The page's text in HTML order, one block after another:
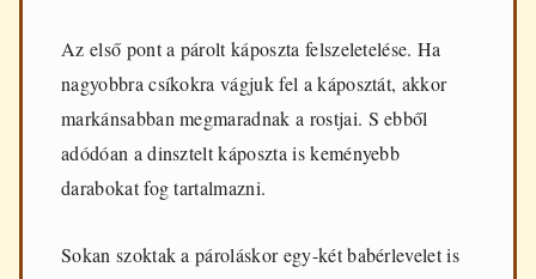
Az első pont a párolt káposzta felszeletelése. Ha
nagyobbra csíkokra vágjuk fel a káposztát, akkor
markánsabban megmaradnak a rostjai. S ebből
adódóan a dinsztelt káposzta is keményebb
darabokat fog tartalmazni.
Sokan szoktak a pároláskor egy-két babérlevelet is